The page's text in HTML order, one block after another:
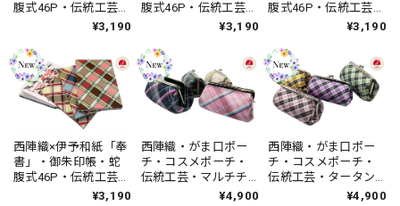
腹式46P・伝統工芸・
タータンチェック・
セックス・日本製
¥3,190
腹式46P・伝統工芸・
タータンチェック・
セックス・日本製
¥3,190
腹式46P・伝統工芸・
マルチチェック・ハ
ックス・日本製
¥3,190
西陣織×伊予和紙「奉
書」・御朱印帳・蛇
腹式46P・伝統工芸・
タータンチェック・
¥3,190
西陣織・がま口ポー
チ・コスメポーチ・
伝統工芸・マルチチ
ェック・普段使い・
¥4,900
西陣織・がま口ポー
チ・コスメポーチ・
伝統工芸・タータン
チェック・普段使¥4,900